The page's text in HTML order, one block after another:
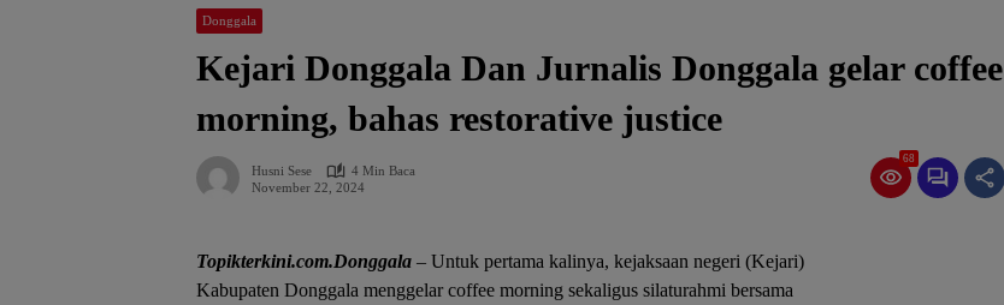
Donggala
Kejari Donggala Dan Jurnalis Donggala gelar coffee
morning, bahas restorative justice
Husni Sese
4 Min Baca
November 22, 2024
68
Topikterkini.com.Donggala – Untuk pertama kalinya, kejaksaan negeri (Kejari)
Kabupaten Donggala menggelar coffee morning sekaligus silaturahmi bersama